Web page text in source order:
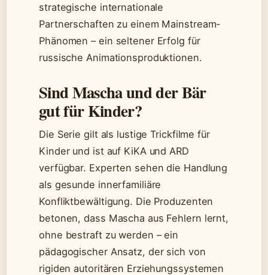
strategische internationale
Partnerschaften zu einem Mainstream-
Phänomen – ein seltener Erfolg für
russische Animationsproduktionen.
Sind Mascha und der Bär
gut für Kinder?
Die Serie gilt als lustige Trickfilme für
Kinder und ist auf KiKA und ARD
verfügbar. Experten sehen die Handlung
als gesunde innerfamiliäre
Konfliktbewältigung. Die Produzenten
betonen, dass Mascha aus Fehlern lernt,
ohne bestraft zu werden – ein
pädagogischer Ansatz, der sich von
rigiden autoritären Erziehungssystemen